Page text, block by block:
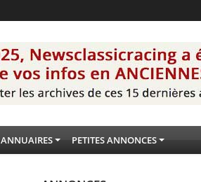
ANNUAIRES PETITES ANNONCES